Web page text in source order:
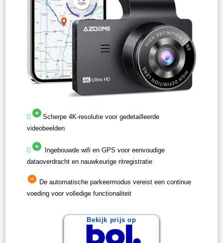
Scherpe 4K-resolutie voor gedetailleerde
videobeelden
Ingebouwde wifi en GPS voor eenvoudige
dataoverdracht en nauwkeurige ritregistratie
De automatische parkeermodus vereist een continue
voeding voor volledige functionaliteit
Bekijk prijs op